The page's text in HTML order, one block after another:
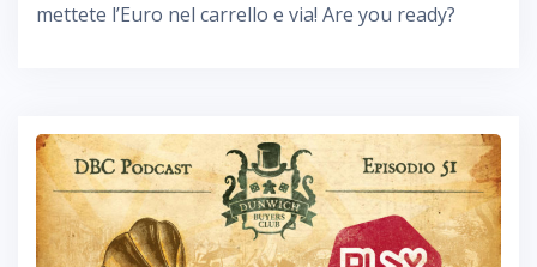
mettete l’Euro nel carrello e via! Are you ready?